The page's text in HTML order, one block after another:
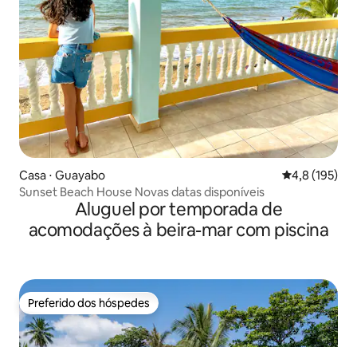
Casa ⋅ Guayabo 4,8 de uma
4,8 (195)
Sunset Beach House Novas datas disponíveis
Aluguel por temporada de
acomodações à beira-mar com piscina
Preferido dos hóspedes
Preferido dos hóspedes